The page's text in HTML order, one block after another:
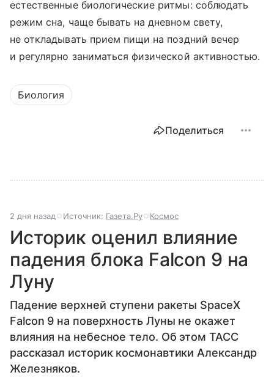
естественные биологические ритмы: соблюдать
режим сна, чаще бывать на дневном свету,
не откладывать прием пищи на поздний вечер
и регулярно заниматься физической активностью.
Биология
Поделиться
2 дня назад Источник: Газета.Ру Космос
Историк оценил влияние
падения блока Falcon 9 на
Луну
Падение верхней ступени ракеты SpaceX
Falcon 9 на поверхность Луны не окажет
влияния на небесное тело. Об этом ТАСС
рассказал историк космонавтики Александр
Железняков.